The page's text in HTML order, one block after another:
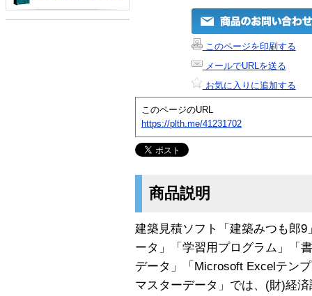
このページを印刷する
メールでURLを送る
お気に入りに追加する
このページのURL
https://plth.me/41231702
商品説明
建築見積ソフト「建築みつも郎
ータ」「学習用プログラム」「
データ」「Microsoft Excelテン
マスターデータ」では、(財)経